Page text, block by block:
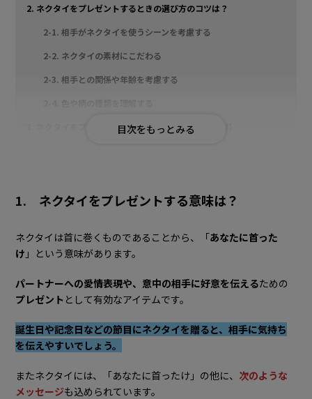
2. ネクタイをプレゼントするときの選び方のコツは？
2-1. 相手がネクタイを使うシーンを考慮する
2-2. ネクタイの素材にこだわる
2-3. 相手との関係や年齢を考慮する
3. ネクタイをプレゼントするときのポイント【相手別】
3-3. 上司
3-5. 友達
4-1. 20代の方に贈る場合
4-3. 40代～50代に贈る場合
1. ネクタイをプレゼントする意味は？
ネクタイは首に巻くものであることから、「あなたに首った
け 」という意味があります。
パートナーへの愛情表現や、意中の相手に好意を伝えるための
プレゼント として有効なアイテムです。
誕生日や記念日などの節目にネクタイを贈ると、相手に気持ち
を伝えやすいでしょう。
またネクタイには、「あなたに首ったけ」の他に、 次のような
メッセージも込められています。